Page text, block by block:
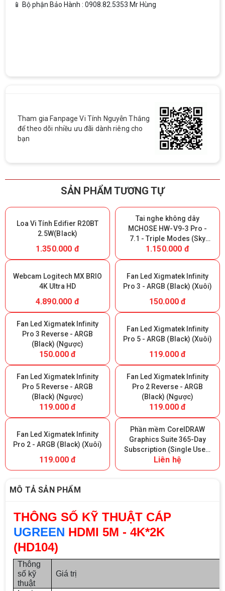
📱 Bộ phận Bảo Hành : 0908.82.5353 Mr Hùng
Tham gia Fanpage Vi Tính Nguyễn Thắng
để theo dõi nhiều ưu đãi dành riêng cho
bạn
SẢN PHẨM TƯƠNG TỰ
Loa Vi Tính Edifier R20BT
2.5W(Black)
1.350.000 đ
Tai nghe không dây
MCHOSE HW-V9-3 Pro -
7.1 - Triple Modes (Sky
White) (Giữ lại Box để bảo
hành)
1.150.000 đ
Webcam Logitech MX BRIO
4K Ultra HD
4.890.000 đ
Fan Led Xigmatek Infinity
Pro 3 - ARGB (Black) (Xuôi)
150.000 đ
Fan Led Xigmatek Infinity
Pro 3 Reverse - ARGB
(Black) (Ngược)
150.000 đ
Fan Led Xigmatek Infinity
Pro 5 - ARGB (Black) (Xuôi)
119.000 đ
Fan Led Xigmatek Infinity
Pro 5 Reverse - ARGB
(Black) (Ngược)
119.000 đ
Fan Led Xigmatek Infinity
Pro 2 Reverse - ARGB
(Black) (Ngược)
119.000 đ
Fan Led Xigmatek Infinity
Pro 2 - ARGB (Black) (Xuôi)
119.000 đ
Phần mềm CorelDRAW
Graphics Suite 365-Day
Subscription (Single User)
- 365 ngày
Liên hệ
MÔ TẢ SẢN PHẨM
THÔNG SỐ KỸ THUẬT CÁP
UGREEN HDMI 5M - 4K*2K
(HD104)
Thông
số kỹ
thuật
Giá trị